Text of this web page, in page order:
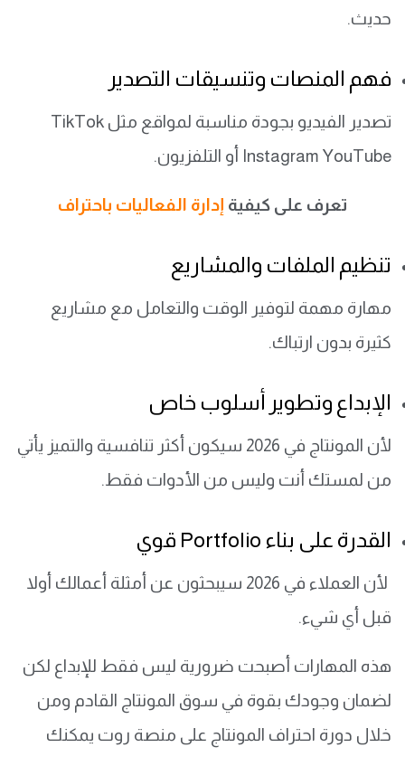
حديث.
فهم المنصات وتنسيقات التصدير
تصدير الفيديو بجودة مناسبة لمواقع مثل TikTok
Instagram YouTube أو التلفزيون.
تعرف على كيفية إدارة الفعاليات باحتراف
تنظيم الملفات والمشاريع
مهارة مهمة لتوفير الوقت والتعامل مع مشاريع
كثيرة بدون ارتباك.
الإبداع وتطوير أسلوب خاص
لأن المونتاج في 2026 سيكون أكثر تنافسية والتميز يأتي
من لمستك أنت وليس من الأدوات فقط.
القدرة على بناء Portfolio قوي
لأن العملاء في 2026 سيبحثون عن أمثلة أعمالك أولا
قبل أي شيء.
هذه المهارات أصبحت ضرورية ليس فقط للإبداع لكن
لضمان وجودك بقوة في سوق المونتاج القادم ومن
خلال دورة احتراف المونتاج على منصة روت يمكنك